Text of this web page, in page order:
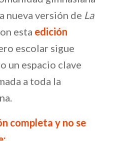
nueva versión de La
esta edición
escolar sigue
un espacio clave
a toda la
completa y no se